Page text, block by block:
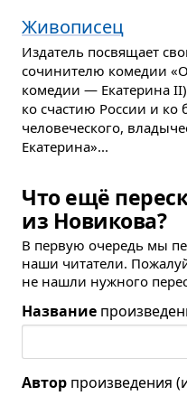
Живописец
Издатель посвящает
сочинителю комедии
комедии — Екатерина
ко счастию России и ко
человеческого,
Екатерина»...
Что ещё
из Новикова?
В первую очередь мы
наши читатели.
не нашли нужного
Название
Автор произведения